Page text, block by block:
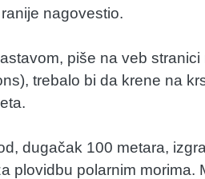
nagovestio.
piše na veb
trebalo bi da krene na
dugačak 100 metara,
plovidbu polarnim morima.